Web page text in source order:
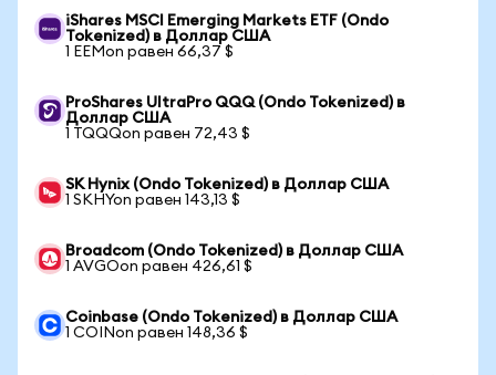
iShares MSCI Emerging Markets ETF (Ondo
Tokenized) в Доллар США
1 EEMon равен 66,37 $
ProShares UltraPro QQQ (Ondo Tokenized) в
Доллар США
1 TQQQon равен 72,43 $
SK Hynix (Ondo Tokenized) в Доллар США
1 SKHYon равен 143,13 $
Broadcom (Ondo Tokenized) в Доллар США
1 AVGOon равен 426,61 $
Coinbase (Ondo Tokenized) в Доллар США
1 COINon равен 148,36 $